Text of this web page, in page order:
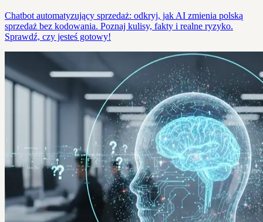
Chatbot automatyzujący sprzedaż: odkryj, jak AI zmienia polską
sprzedaż bez kodowania. Poznaj kulisy, fakty i realne ryzyko.
Sprawdź, czy jesteś gotowy!